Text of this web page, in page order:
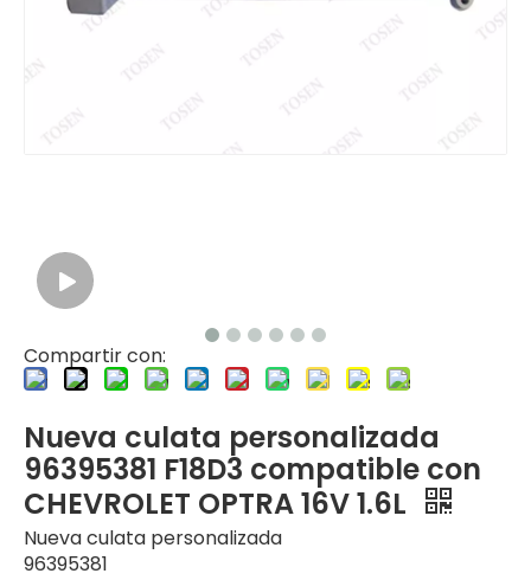
Compartir con:
Nueva culata personalizada
96395381 F18D3 compatible con
CHEVROLET OPTRA 16V 1.6L
Nueva culata personalizada
96395381